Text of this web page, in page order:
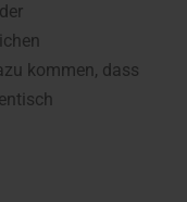
kommen, dass